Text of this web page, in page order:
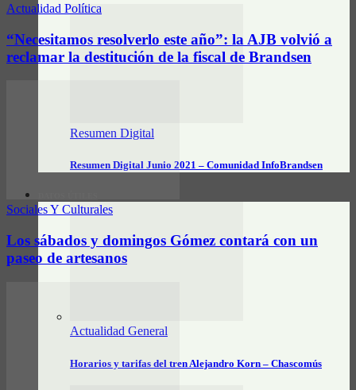
Resumen Digital
Resumen Digital Junio 2021 – Comunidad InfoBrandsen
Actualidad General
Horarios y tarifas del tren Alejandro Korn – Chascomús
Actualidad Política
“Necesitamos resolverlo este año”: la AJB volvió a
reclamar la destitución de la fiscal de Brandsen
Sociales Y Culturales
Los sábados y domingos Gómez contará con un
paseo de artesanos